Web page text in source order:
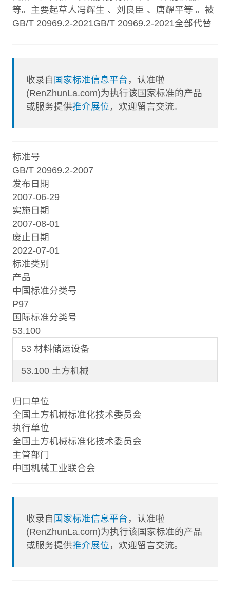
等。主要起草人冯辉生 、刘良臣 、唐耀平等 。被
GB/T 20969.2-2021GB/T 20969.2-2021全部代替
收录自 国家标准信息平台 ，认准啦
(RenZhunLa.com)为执行该国家标准的产品
或服务提供推介展位 ，欢迎留言交流。
标准号
GB/T 20969.2-2007
发布日期
2007-06-29
实施日期
2007-08-01
废止日期
2022-07-01
标准类别
产品
中国标准分类号
P97
国际标准分类号
53.100
53 材料储运设备
53.100 土方机械
归口单位
全国土方机械标准化技术委员会
执行单位
全国土方机械标准化技术委员会
主管部门
中国机械工业联合会
收录自 国家标准信息平台 ，认准啦
(RenZhunLa.com)为执行该国家标准的产品
或服务提供推介展位 ，欢迎留言交流。